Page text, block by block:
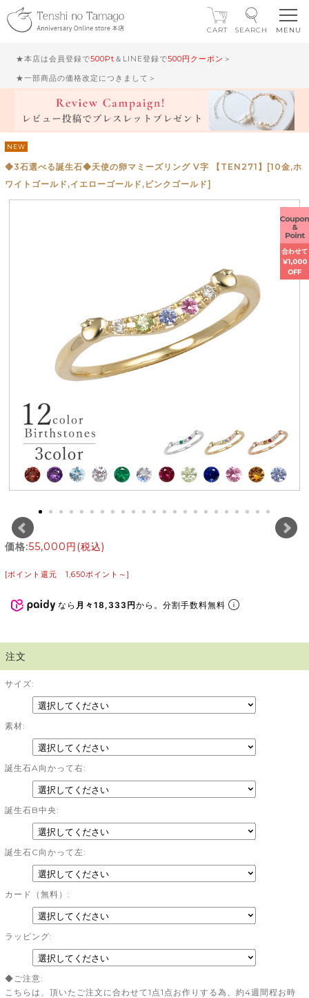
★本店は会員登録で500Pt ＆LINE登録で500円クーポン ＞
★一部商品の価格改定につきまして＞
CART SEARCH
NEW
◆3石選べる誕生石◆天使の卵マミーズリング V字 【TEN271】[10金,ホ
ワイトゴールド,イエローゴールド,ピンクゴールド]
価格:55,000円 (税込)
[ポイント還元 1,650ポイント～]
なら 月々18,333円から。分割手数料無料
注文
サイズ:
素材:
誕生石A向かって右:
誕生石B中央:
誕生石C向かって左:
カード（無料）:
ラッピング:
◆ご注意:
こちらは、頂いたご注文に合わせて1点1点お作りする為、約4週間程お時